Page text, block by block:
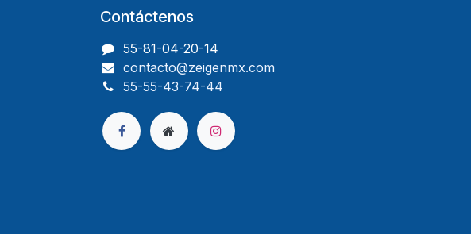
Contáctenos
55-81-04-20-14
contacto@zeigenmx.com
55-55-43-74-44